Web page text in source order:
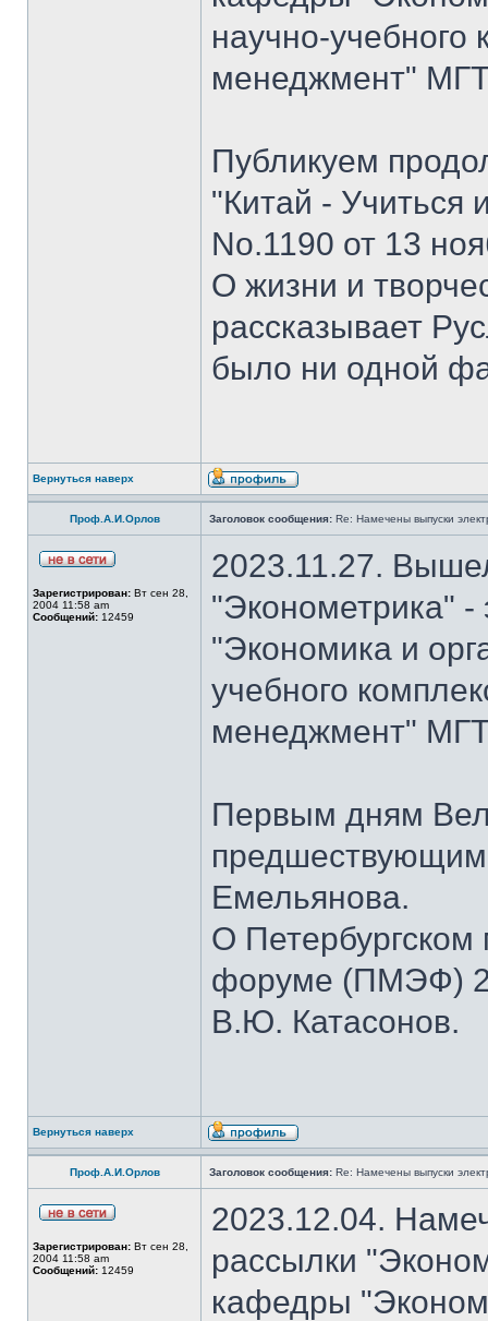
научно-
менеджмент"
Публикуем
"Китай - Учиться
No.1190 от 13
О жизни и
рассказывает
было ни одной
Вернуться наверх
Проф.А.И.Орлов Заголовок сообщения: Re: Намечены выпуски
Зарегистрирован: Вт сен 28,
2004 11:58 am
Сообщений: 12459
2023.11.27.
"Эконометрика" -
"Экономика и
учебного
менеджмент"
Первым дням
Емельянова.
О
форуме (ПМЭФ)
В.Ю. Катасонов.
Вернуться наверх
Проф.А.И.Орлов Заголовок сообщения: Re: Намечены выпуски
Зарегистрирован: Вт сен 28,
2004 11:58 am
Сообщений: 12459
2023.12.04.
рассылки
кафедры